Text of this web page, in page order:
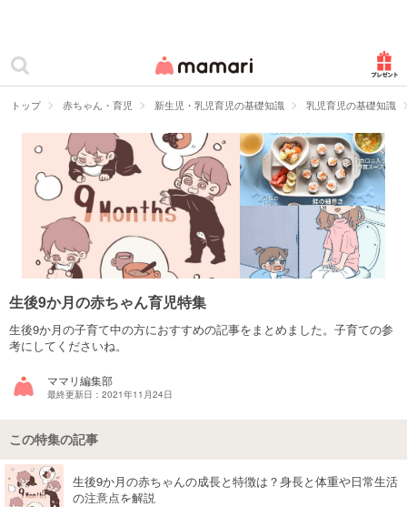
ママリ
カテゴリー一覧
妊娠
出産
赤ちゃん・育児
子育て・家族
美容・ファッション
住まい
マネー
トレンド・イベント
トップ 赤ちゃん・育児 新生児・乳児育児の基礎知識 乳児育児の基礎知識
生後9か月の赤ちゃん育児特集
生後9か月の子育て中の方におすすめの記事をまとめました。子育ての参
考にしてくださいね。
ママリ編集部
最終更新日：2021年11月24日
この特集の記事
生後9か月の赤ちゃんの成長と特徴は？身長と体重や日常生活
の注意点を解説